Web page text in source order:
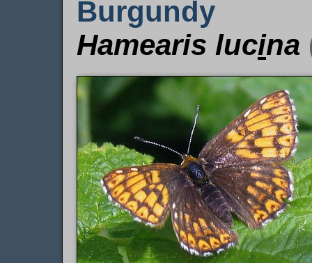
Burgundy
Hamearis lucina